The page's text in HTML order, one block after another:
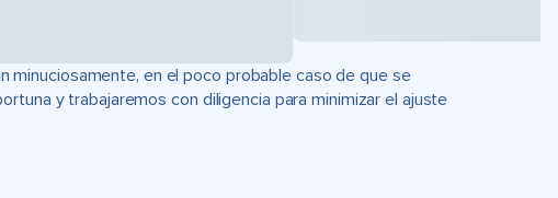
minuciosamente, en el poco probable caso de que se
y trabajaremos con diligencia para minimizar el ajuste